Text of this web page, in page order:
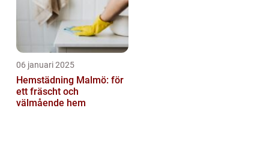
06 januari 2025
Hemstädning Malmö: för
ett fräscht och
välmående hem